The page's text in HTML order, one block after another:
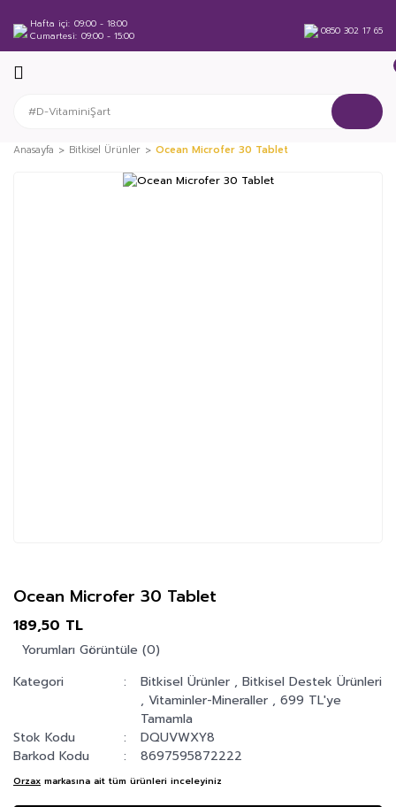
Hafta içi 09:00 - 18:00
Cumartesi 09:00 - 15:00 0850 302 17 65
Anasayfa Bitkisel Ürünler Ocean Microfer 30 Tablet
Ocean Microfer 30 Tablet
189,50 TL
Yorumları Görüntüle (0)
Kategori
Bitkisel Ürünler ,Bitkisel Destek Ürünleri
,Vitaminler-Mineraller ,699 TL'ye
Tamamla
Stok Kodu
DQUVWXY8
Barkod Kodu
8697595872222
Orzax markasına ait tüm ürünleri inceleyiniz